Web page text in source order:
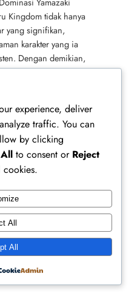
Kingdom tidak hanya
yang signifikan,
karakter yang ia
Dengan demikian,
posisinya
Actor & Creative
experience, deliver
traffic. You can
by clicking
to consent or Reject
cookies.
All
All